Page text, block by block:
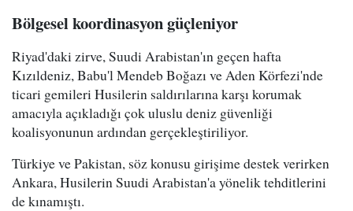
Bölgesel koordinasyon güçleniyor
Riyad'daki zirve, Suudi Arabistan'ın geçen hafta
Kızıldeniz, Babu'l Mendeb Boğazı ve Aden Körfezi'nde
ticari gemileri Husilerin saldırılarına karşı korumak
amacıyla açıkladığı çok uluslu deniz güvenliği
koalisyonunun ardından gerçekleştiriliyor.
Türkiye ve Pakistan, söz konusu girişime destek verirken
Ankara, Husilerin Suudi Arabistan'a yönelik tehditlerini
de kınamıştı.